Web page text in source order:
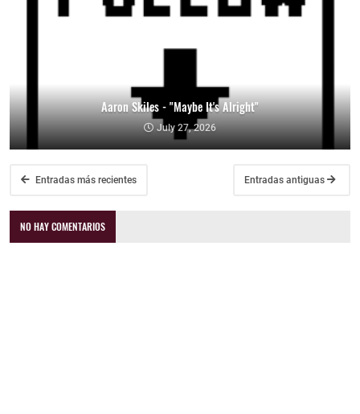
Aaron Skiles - "Maybe It's Alright"
July 27, 2026
Entradas más recientes Entradas antiguas
NO HAY COMENTARIOS